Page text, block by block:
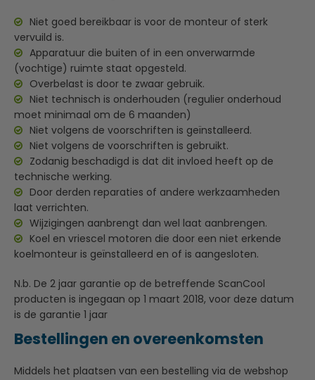
Niet goed bereikbaar is voor de monteur of sterk
vervuild is.
Apparatuur die buiten of in een onverwarmde
(vochtige) ruimte staat opgesteld.
Overbelast is door te zwaar gebruik.
Niet technisch is onderhouden (regulier onderhoud
moet minimaal om de 6 maanden)
Niet volgens de voorschriften is geïnstalleerd.
Niet volgens de voorschriften is gebruikt.
Zodanig beschadigd is dat dit invloed heeft op de
technische werking.
Door derden reparaties of andere werkzaamheden
laat verrichten.
Wijzigingen aanbrengt dan wel laat aanbrengen.
Koel en vriescel motoren die door een niet erkende
koelmonteur is geïnstalleerd en of is aangesloten.
N.b. De 2 jaar garantie op de betreffende ScanCool
producten is ingegaan op 1 maart 2018, voor deze datum
is de garantie 1 jaar
Bestellingen en overeenkomsten
Middels het plaatsen van een bestelling via de webshop